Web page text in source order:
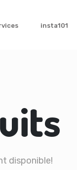
insta101
disponible!